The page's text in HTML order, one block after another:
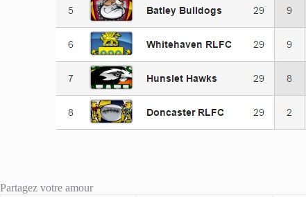
Partagez votre amour